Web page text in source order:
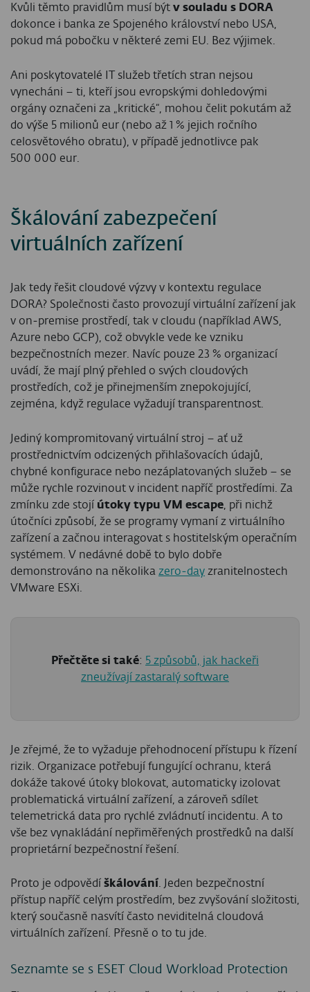
Kvůli těmto pravidlům musí být v souladu s DORA
dokonce i banka ze Spojeného království nebo USA,
pokud má pobočku v některé zemi EU. Bez výjimek.
Ani poskytovatelé IT služeb třetích stran nejsou
vynecháni – ti, kteří jsou evropskými dohledovými
orgány označeni za „kritické“, mohou čelit pokutám až
do výše 5 milionů eur (nebo až 1 % jejich ročního
celosvětového obratu), v případě jednotlivce pak
500 000 eur.
Škálování zabezpečení
virtuálních zařízení
Jak tedy řešit cloudové výzvy v kontextu regulace
DORA? Společnosti často provozují virtuální zařízení jak
v on‑premise prostředí, tak v cloudu (například AWS,
Azure nebo GCP), což obvykle vede ke vzniku
bezpečnostních mezer. Navíc pouze 23 % organizací
uvádí, že mají plný přehled o svých cloudových
prostředích, což je přinejmenším znepokojující,
zejména, když regulace vyžadují transparentnost.
Jediný kompromitovaný virtuální stroj – ať už
prostřednictvím odcizených přihlašovacích údajů,
chybné konfigurace nebo nezáplatovaných služeb – se
může rychle rozvinout v incident napříč prostředími. Za
zmínku zde stojí útoky typu VM escape, při nichž
útočníci způsobí, že se programy vymaní z virtuálního
zařízení a začnou interagovat s hostitelským operačním
systémem. V nedávné době to bylo dobře
demonstrováno na několika zero‑day zranitelnostech
VMware ESXi.
Přečtěte si také: 5 způsobů, jak hackeři
zneužívají zastaralý software
Je zřejmé, že to vyžaduje přehodnocení přístupu k řízení
rizik. Organizace potřebují fungující ochranu, která
dokáže takové útoky blokovat, automaticky izolovat
problematická virtuální zařízení, a zároveň sdílet
telemetrická data pro rychlé zvládnutí incidentu. A to
vše bez vynakládání nepřiměřených prostředků na další
proprietární bezpečnostní řešení.
Proto je odpovědí škálování. Jeden bezpečnostní
přístup napříč celým prostředím, bez zvyšování složitosti,
který současně nasvítí často neviditelná cloudová
virtuálních zařízení. Přesně o to tu jde.
Seznamte se s ESET Cloud Workload Protection